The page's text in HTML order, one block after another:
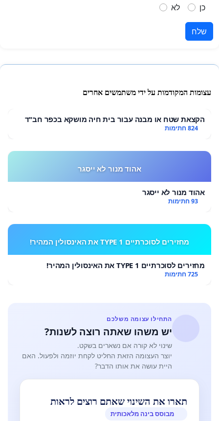
כן
לא
שלח
עצומות המקודמות על ידי משתמשים אחרים
הקצאת שטח או מבנה עבור בית חיה מושקא בכפר חב"ד
824 חתימות
אהוד מנור לא ייסגר
אהוד מנור לא ייסגר
93 חתימות
מחזירים לסוכרתיים TYPE 1 את האינסולין המהיר!
מחזירים לסוכרתיים TYPE 1 את האינסולין המהיר!
725 חתימות
התחילו עצומה משלכם
יש משהו שאתה רוצה לשנות?
שינוי לא קורה אם נשארים בשקט.
יוצר העצומה הזאת החליט לקחת יוזמה ולפעול. האם
היית עושה את אותו הדבר?
תארו את השינוי שאתם רוצים לראות
מבוסס בינה מלאכותית